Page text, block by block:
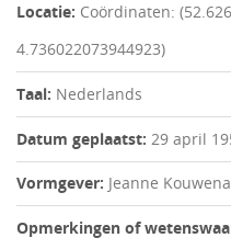
Locatie: Coördinaten:
4.736022073944923)
Taal: Nederlands
Datum geplaatst: 29 april
Vormgever: Jeanne
Opmerkingen of